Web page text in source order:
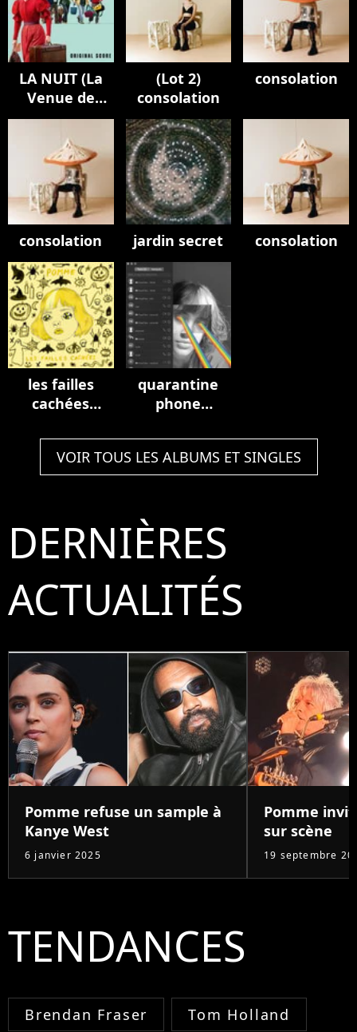
LA NUIT (La
Venue de
l’avenir -
musique
originale)
(Lot 2)
consolation
consolation
consolation jardin secret consolation
les failles
cachées
version)
quarantine
phone
VOIR TOUS LES ALBUMS ET SINGLES
DERNIÈRES
ACTUALITÉS
Pomme refuse un sample à
Kanye West
6 janvier 2025
Pomme
sur scène
19 septembre
TENDANCES
Brendan Fraser Tom Holland